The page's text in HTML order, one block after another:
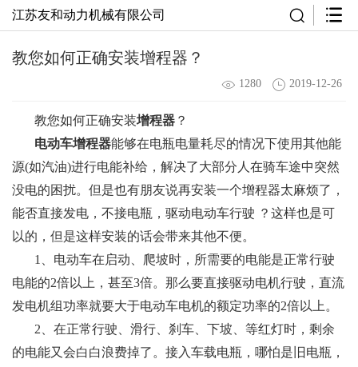
江苏友和动力机械有限公司
教您如何正确安装增程器？
1280 2019-12-26
教您如何正确安装增程器 ？
电动车增程器能够在电瓶电量耗尽的情况下使用其他能
源(如汽油)进行电能补给，解决了大部分人在骑车途中突然
没电的困扰。但是也有朋友说再安装一个增程器太麻烦了，
能否直接发电，不接电瓶，驱动电动车行驶 ？这样也是可
以的，但是这样安装的话会带来其他不便。
1、电动车在启动、爬坡时，所需要的电能是正常行驶
电能的2倍以上，甚至3倍。那么要直接驱动电机行驶，直流
发电机组功率就要大于电动车电机的额定功率的2倍以上。
2、在正常行驶、滑行、刹车、下坡、等红灯时，剩余
的电能又会白白浪费掉了。接入车载电瓶，哪怕是旧电瓶，